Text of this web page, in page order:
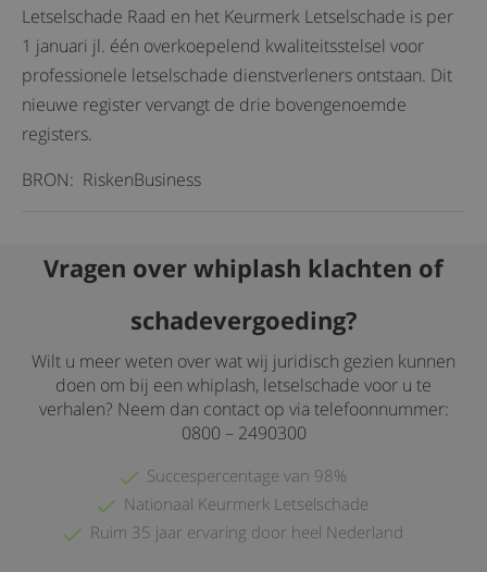
Letselschade Raad en het Keurmerk Letselschade is per
1 januari jl. één overkoepelend kwaliteitsstelsel voor
professionele letselschade dienstverleners ontstaan. Dit
nieuwe register vervangt de drie bovengenoemde
registers.
BRON: RiskenBusiness
Vragen over whiplash klachten of
schadevergoeding?
Wilt u meer weten over wat wij juridisch gezien kunnen
doen om bij een whiplash, letselschade voor u te
verhalen? Neem dan contact op via telefoonnummer:
0800 – 2490300
Succespercentage van 98%
Nationaal Keurmerk Letselschade
Ruim 35 jaar ervaring door heel Nederland